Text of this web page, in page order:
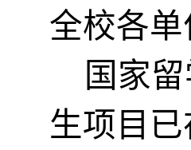
全校各
国家留
生项目